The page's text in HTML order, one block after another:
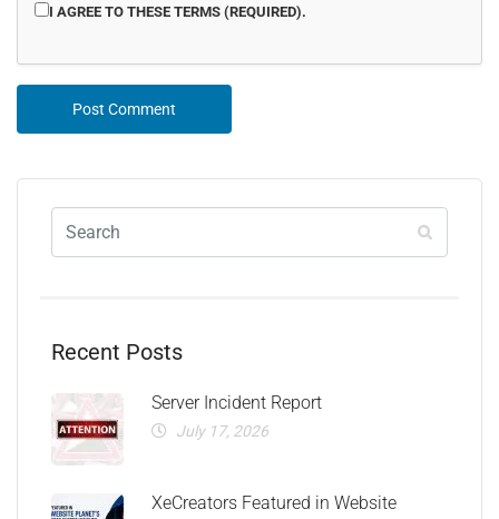
I AGREE TO THESE TERMS (REQUIRED).
Recent Posts
Server Incident Report
July 17, 2026
XeCreators Featured in Website